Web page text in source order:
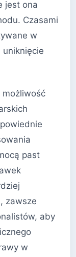
jest ona
Czasami
w
past
zawsze
aby
w